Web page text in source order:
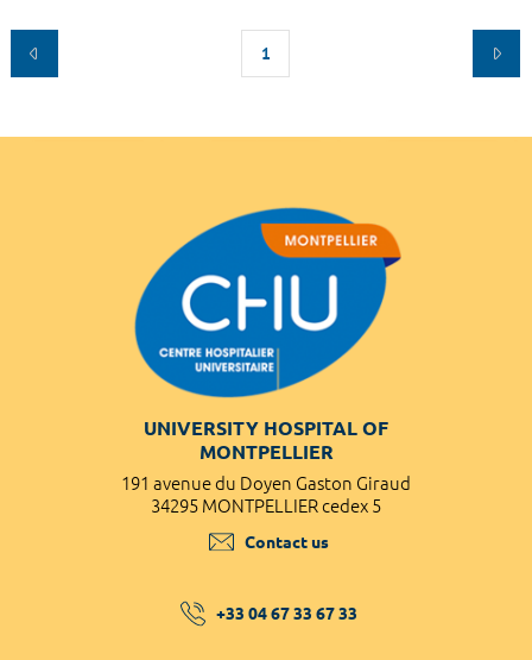
1
UNIVERSITY HOSPITAL OF
MONTPELLIER
191 avenue du Doyen Gaston Giraud
34295 MONTPELLIER cedex 5
Contact us
+33 04 67 33 67 33